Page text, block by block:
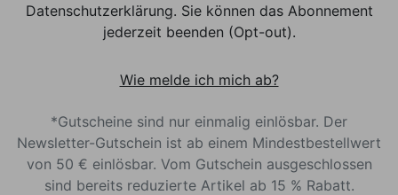
Datenschutzerklärung. Sie können das Abonnement
jederzeit beenden (Opt-out).
Wie melde ich mich ab?
*Gutscheine sind nur einmalig einlösbar. Der
Newsletter-Gutschein ist ab einem Mindestbestellwert
von 50 € einlösbar. Vom Gutschein ausgeschlossen
sind bereits reduzierte Artikel ab 15 % Rabatt.